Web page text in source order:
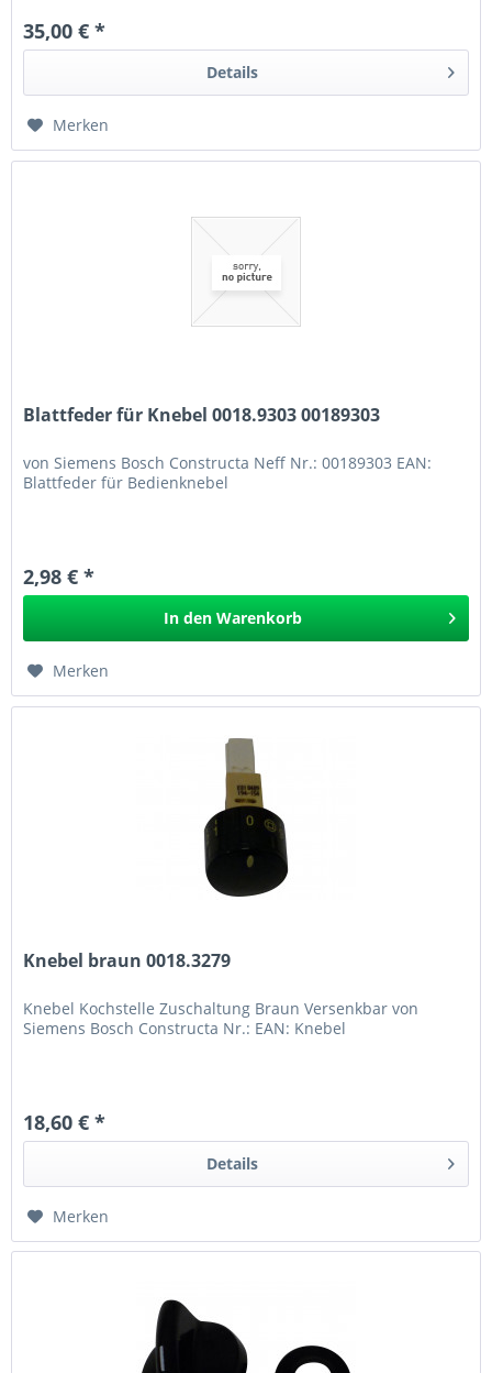
35,00 € *
Details
Merken
Blattfeder für Knebel 0018.9303 00189303
von Siemens Bosch Constructa Neff Nr.: 00189303 EAN:
Blattfeder für Bedienknebel
2,98 € *
In den Warenkorb
Merken
Knebel braun 0018.3279
Knebel Kochstelle Zuschaltung Braun Versenkbar von
Siemens Bosch Constructa Nr.: EAN: Knebel
18,60 € *
Details
Merken